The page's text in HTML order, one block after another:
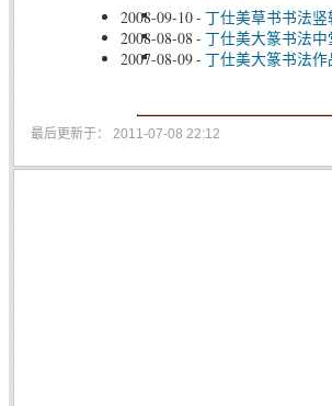
2008-09-10- 丁仕美草书书法竖
2008-08-08 - 丁仕美大篆书法中
2007-08-09- 丁仕美大篆书法
最后更新于： 2011-07-08 22:12